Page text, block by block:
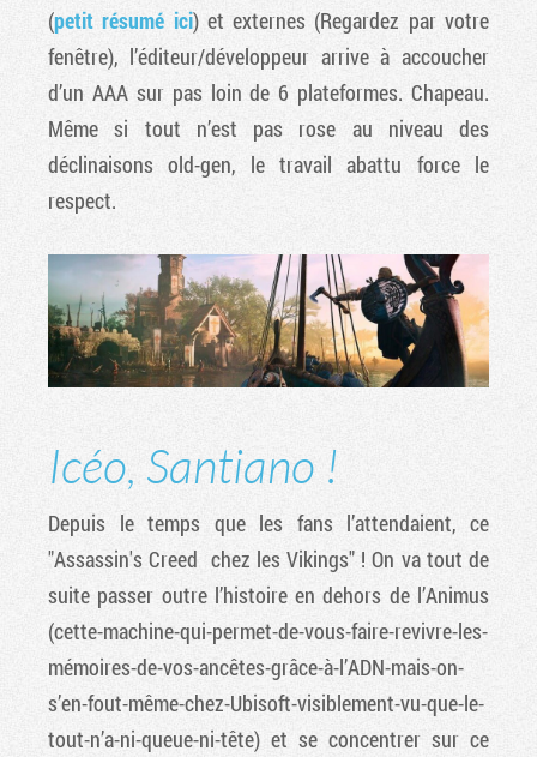
(petit résumé ici) et externes (Regardez par votre
fenêtre), l’éditeur/développeur arrive à accoucher
d’un AAA sur pas loin de 6 plateformes. Chapeau.
Même si tout n’est pas rose au niveau des
déclinaisons old-gen, le travail abattu force le
respect.
Icéo, Santiano !
Depuis le temps que les fans l’attendaient, ce
"Assassin's Creed chez les Vikings" ! On va tout de
suite passer outre l’histoire en dehors de l’Animus
(cette-machine-qui-permet-de-vous-faire-revivre-les-
mémoires-de-vos-ancêtes-grâce-à-l’ADN-mais-on-
s’en-fout-même-chez-Ubisoft-visiblement-vu-que-le-
tout-n’a-ni-queue-ni-tête) et se concentrer sur ce